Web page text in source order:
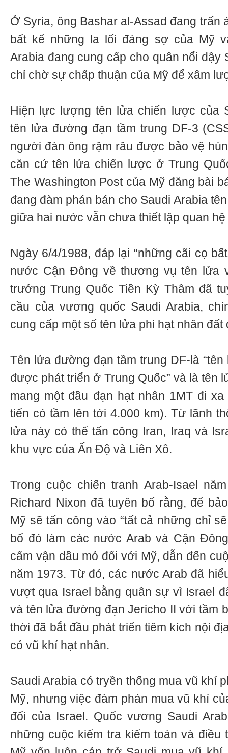
Ở Syria, ông Bashar al-Assad đang trấn
bất kể những la lối đáng sợ của Mỹ
Arabia đang cung cấp cho quân nổi dậy
chỉ chờ sự chấp thuận của Mỹ để xâm
Hiện lực lượng tên lửa chiến lược của
tên lửa đường đạn tầm trung DF-3
người đàn ông rậm râu được bảo vệ
căn cứ tên lửa chiến lược ở Trung
The Washington Post của Mỹ đăng bài
đang đàm phán bán cho Saudi Arabia
giữa hai nước vẫn chưa thiết lập quan
Ngày 6/4/1988, đáp lại “những cãi cọ
nước Cận Đông về thương vụ tên lửa
trưởng Trung Quốc Tiền Kỳ Thâm đã
cầu của vương quốc Saudi Arabia,
cung cấp một số tên lửa phi hạt nhân đất
Tên lửa đường đạn tầm trung DF-là
được phát triển ở Trung Quốc” và là tên
mang một đầu đạn hạt nhân 1MT đi
tiến có tầm lên tới 4.000 km). Từ lãnh
lửa này có thể tấn công Iran, Iraq và
khu vực của Ấn Độ và Liên Xô.
Trong cuộc chiến tranh Arab-Isael
Richard Nixon đã tuyên bố rằng, để
Mỹ sẽ tấn công vào “tất cả những chỉ
bố đó làm các nước Arab và Cận
cấm vận dầu mỏ đối với Mỹ, dẫn đến
năm 1973. Từ đó, các nước Arab đã
vượt qua Israel bằng quân sự vì Israel
và tên lửa đường đạn Jericho II với tầm
thời đã bắt đầu phát triển tiêm kích nội
có vũ khí hạt nhân.
Saudi Arabia có tryền thống mua vũ khí
Mỹ, nhưng việc đàm phán mua vũ khí
đối của Israel. Quốc vương Saudi
những cuộc kiểm tra kiểm toán và điều